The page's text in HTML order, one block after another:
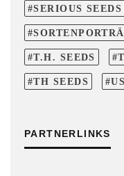
SERIOUS SEEDS
T.H. SEEDS
TH SEEDS
PARTNERLINKS